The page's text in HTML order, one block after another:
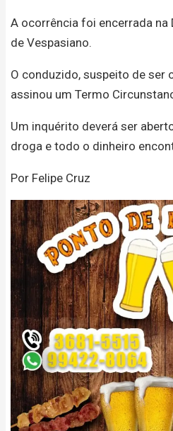
A ocorrência foi encerrada na
de Vespasiano.
O conduzido, suspeito de ser
assinou um Termo
Um inquérito deverá ser
droga e todo o dinheiro
Por Felipe Cruz